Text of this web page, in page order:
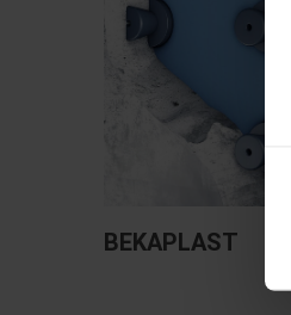
BEKAPLAST